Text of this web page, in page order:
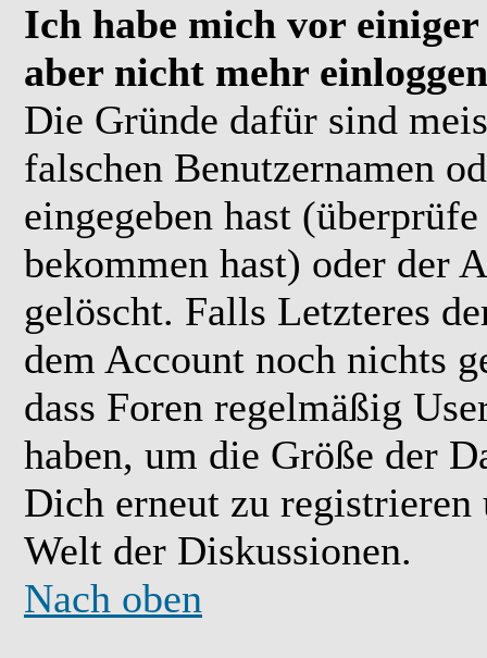
Ich habe mich vor
aber nicht mehr
Die Gründe dafür sind
falschen Benutzernamen
eingegeben hast
bekommen hast) oder der
gelöscht. Falls Letzteres
dem Account noch nichts
dass Foren regelmäßig
haben, um die Größe der
Dich erneut zu
Welt der Diskussionen.
Nach oben